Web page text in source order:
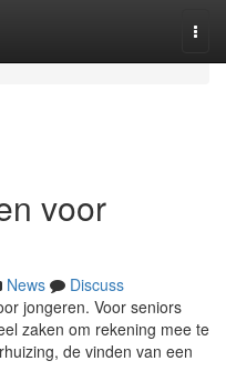
voor
News
Discuss
jongeren. Voor seniors
zaken om rekening mee te
de vinden van een